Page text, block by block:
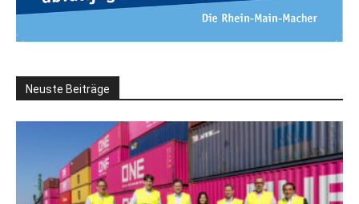
Neuste Beiträge